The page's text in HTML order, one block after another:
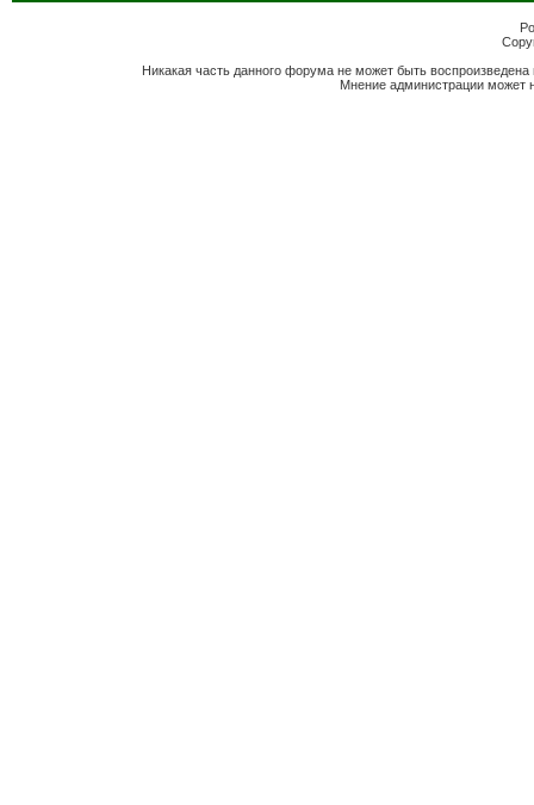
Никакая часть данного форума не может быть
Мнение администрации может